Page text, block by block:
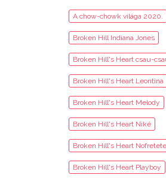
A chow-chowk világa 2020.
Broken Hill Indiana Jones
Broken Hill's Heart csau-
Broken Hill's Heart Leontina
Broken Hill's Heart Melody
Broken Hill's Heart Niké
Broken Hill's Heart Nofretete
Broken Hill's Heart Playboy